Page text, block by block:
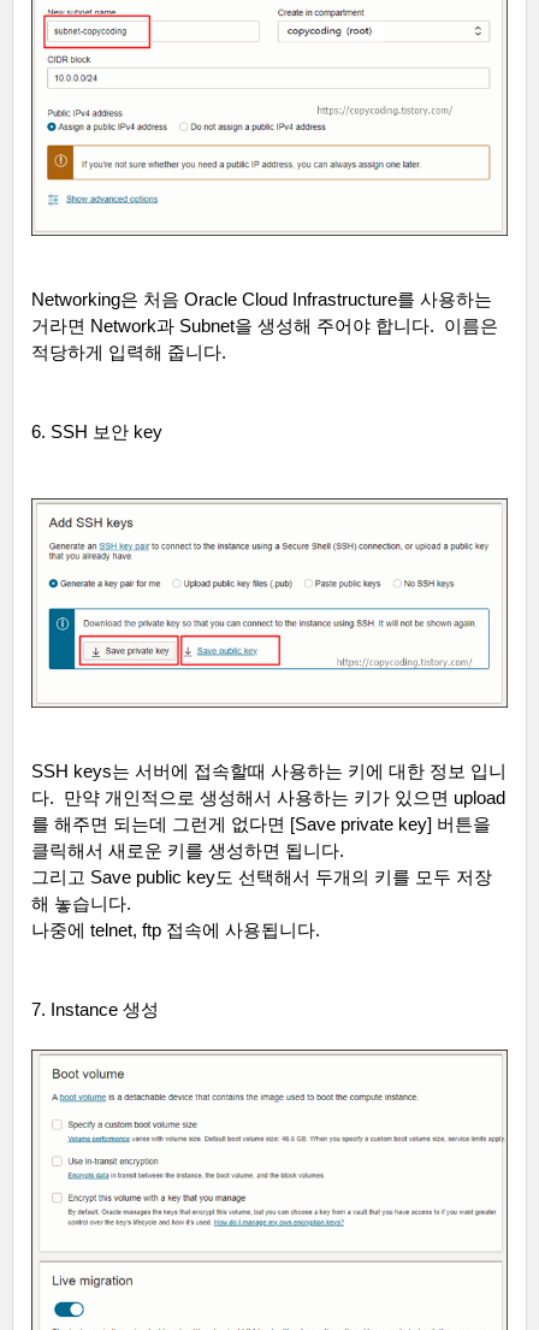
Networking은 처음 Oracle Cloud Infrastructure를 사용하는
거라면 Network과 Subnet을 생성해 주어야 합니다. 이름은
적당하게 입력해 줍니다.
6. SSH 보안 key
SSH keys는 서버에 접속할때 사용하는 키에 대한 정보 입니
다. 만약 개인적으로 생성해서 사용하는 키가 있으면 upload
를 해주면 되는데 그런게 없다면 [Save private key] 버튼을
클릭해서 새로운 키를 생성하면 됩니다.
그리고 Save public key도 선택해서 두개의 키를 모두 저장
해 놓습니다.
나중에 telnet, ftp 접속에 사용됩니다.
7. Instance 생성